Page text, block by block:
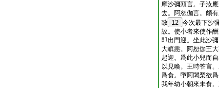
摩沙彌頭言。子汝
去。阿恕伽言。頗
致 12 今次最下沙
故。使小者來使作
即出門迎。坐此沙
大瞋恚。阿恕伽王
起迎。爲此小兒而
以見喚。王時答言
爲食。墮阿闍梨欲
我年幼小朝來未食